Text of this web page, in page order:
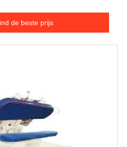
de beste prijs